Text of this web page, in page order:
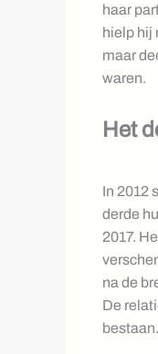
haar
hielp hij
maar
waren.
Het
In 2012
derde
2017.
na de
De
bestaan.